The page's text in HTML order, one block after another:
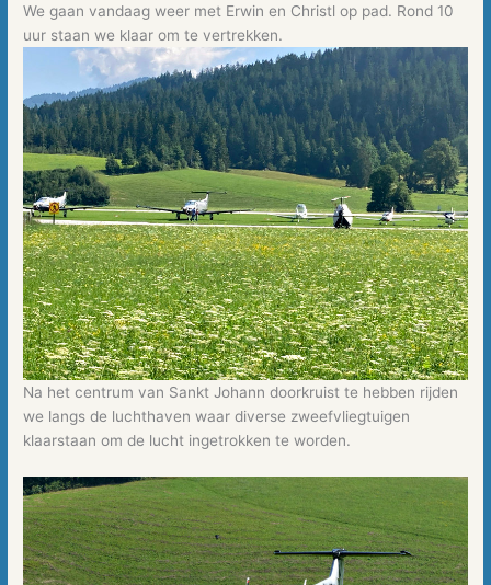
We gaan vandaag weer met Erwin en Christl op pad. Rond 10
uur staan we klaar om te vertrekken.
Na het centrum van Sankt Johann doorkruist te hebben rijden
we langs de luchthaven waar diverse zweefvliegtuigen
klaarstaan om de lucht ingetrokken te worden.